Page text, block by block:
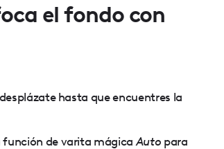
el fondo con
hasta que encuentres la
función de varita mágica Auto para